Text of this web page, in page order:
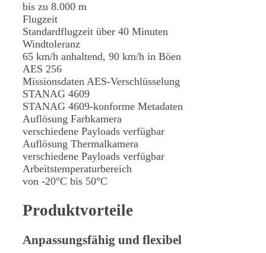
bis zu 8.000 m
Flugzeit
Standardflugzeit über 40 Minuten
Windtoleranz
65 km/h anhaltend, 90 km/h in Böen
AES 256
Missionsdaten AES-Verschlüsselung
STANAG 4609
STANAG 4609-konforme Metadaten
Auflösung Farbkamera
verschiedene Payloads verfügbar
Auflösung Thermalkamera
verschiedene Payloads verfügbar
Arbeitstemperaturbereich
von -20°C bis 50°C
Produktvorteile
Anpassungsfähig und flexibel